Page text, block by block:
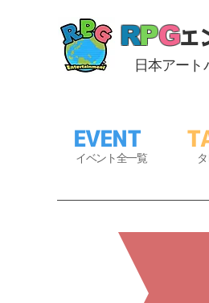
RPGエ
日本アー
EVENT
イベント全一覧 タ